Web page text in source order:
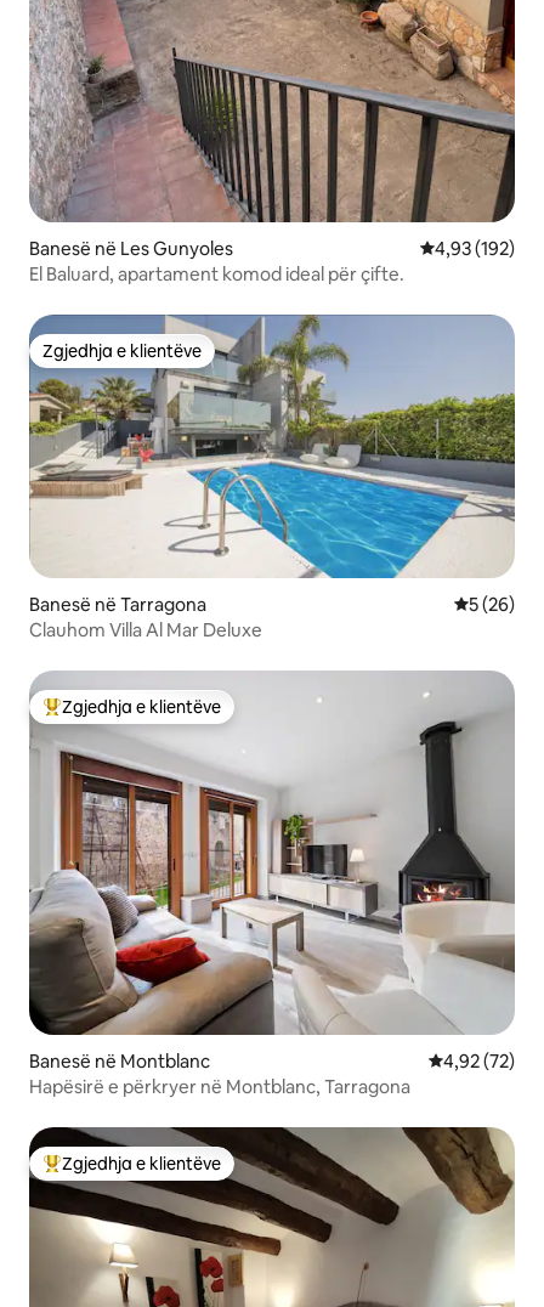
Banesë në Les Gunyoles Vlerësimi
4,93 (192)
El Baluard, apartament komod ideal për çifte.
Zgjedhja e klientëve
Zgjedhja e klientëve
Banesë në Tarragona Vlerësimi
5 (26)
Clauhom Villa Al Mar Deluxe
Më të mirat e zgjedhjeve të klientëve
Zgjedhja e klientëve
Banesë në Montblanc Vlerësimi
4,92 (72)
Hapësirë e përkryer në Montblanc, Tarragona
Më të mirat e zgjedhjeve të klientëve
Zgjedhja e klientëve